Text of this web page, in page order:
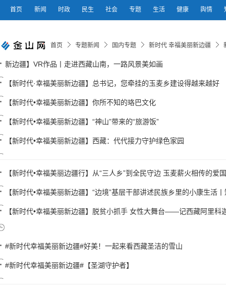
首页 新闻 时政 民生 社会 专题 生活 健康 舆情
首页 专题新闻 国内专题 新时代 幸福美丽新边疆
新边疆】VR作品丨走进西藏山南，一路风景美如画
【新时代·幸福美丽新边疆】总书记，您牵挂的玉麦乡建设得越来越好
【新时代•幸福美丽新边疆】你所不知的珞巴文化
【新时代•幸福美丽新边疆】“神山”带来的“旅游饭”
【新时代•幸福美丽新边疆】西藏：代代接力守护绿色家园
【新时代•幸福美丽边疆行】从“三人乡”到全民守边 玉麦薪火相传的爱
【新时代•幸福美丽新边疆】“边境”基层干部讲述民族乡里的小康生活
【新时代•幸福美丽新边疆】脱贫小抓手 女性大舞台——记西藏阿里科
#新时代幸福美丽新边疆#好美！一起来看西藏圣洁的雪山
#新时代幸福美丽新边疆#【圣湖守护者】